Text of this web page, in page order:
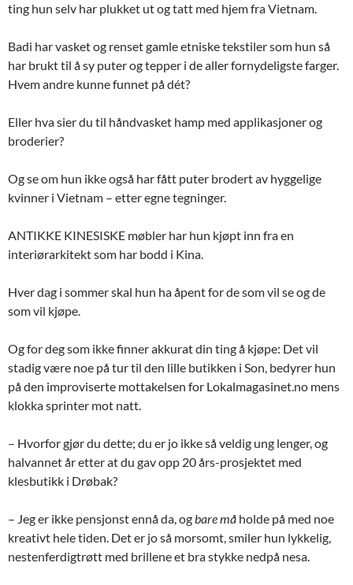
ting hun selv har plukket ut og tatt med hjem fra Vietnam.
Badi har vasket og renset gamle etniske tekstiler som hun så
har brukt til å sy puter og tepper i de aller fornydeligste farger.
Hvem andre kunne funnet på dét?
Eller hva sier du til håndvasket hamp med applikasjoner og
broderier?
Og se om hun ikke også har fått puter brodert av hyggelige
kvinner i Vietnam – etter egne tegninger.
ANTIKKE KINESISKE møbler har hun kjøpt inn fra en
interiørarkitekt som har bodd i Kina.
Hver dag i sommer skal hun ha åpent for de som vil se og de
som vil kjøpe.
Og for deg som ikke finner akkurat din ting å kjøpe: Det vil
stadig være noe på tur til den lille butikken i Son, bedyrer hun
på den improviserte mottakelsen for Lokalmagasinet.no mens
klokka sprinter mot natt.
– Hvorfor gjør du dette; du er jo ikke så veldig ung lenger, og
halvannet år etter at du gav opp 20 års-prosjektet med
klesbutikk i Drøbak?
– Jeg er ikke pensjonst ennå da, ogbare må holde på med noe
kreativt hele tiden. Det er jo så morsomt, smiler hun lykkelig,
nestenferdigtrøtt med brillene et bra stykke nedpå nesa.